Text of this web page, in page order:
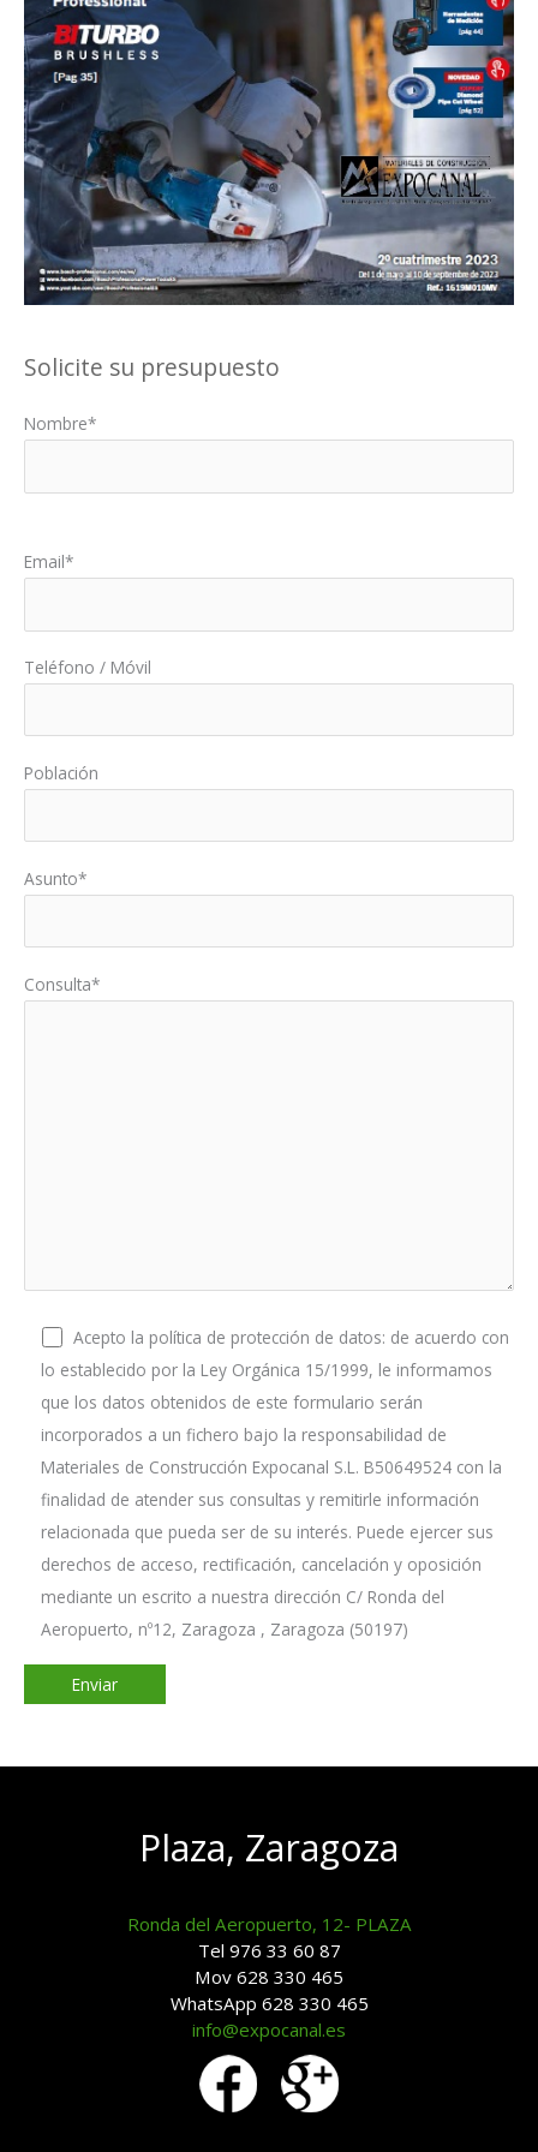
Solicite su presupuesto
Nombre*
Email*
Teléfono / Móvil
Población
Asunto*
Consulta*
Acepto la política de protección de datos: de acuerdo con
lo establecido por la Ley Orgánica 15/1999, le informamos
que los datos obtenidos de este formulario serán
incorporados a un fichero bajo la responsabilidad de
Materiales de Construcción Expocanal S.L. B50649524 con la
finalidad de atender sus consultas y remitirle información
relacionada que pueda ser de su interés. Puede ejercer sus
derechos de acceso, rectificación, cancelación y oposición
mediante un escrito a nuestra dirección C/ Ronda del
Aeropuerto, nº12, Zaragoza , Zaragoza (50197)
Plaza, Zaragoza
Ronda del Aeropuerto, 12- PLAZA
Tel 976 33 60 87
Mov 628 330 465
WhatsApp 628 330 465
info@expocanal.es